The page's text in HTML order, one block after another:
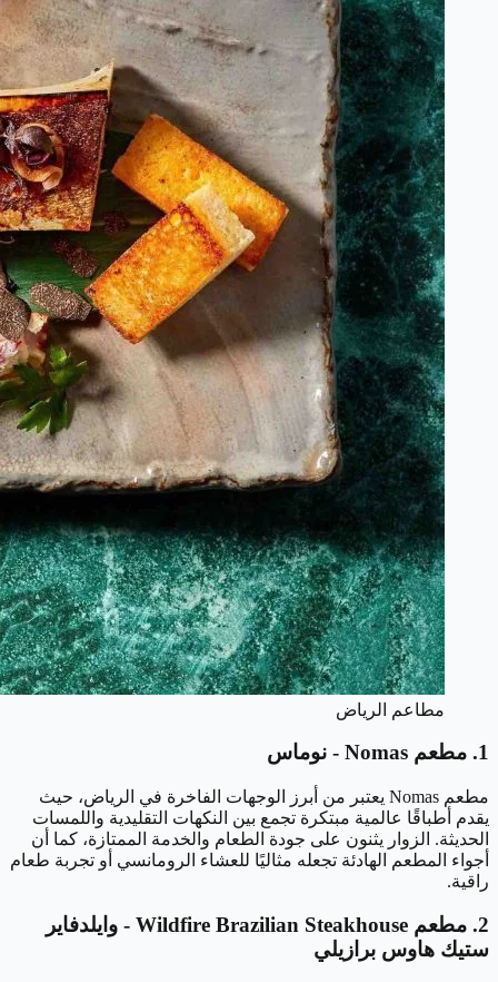
مطاعم الرياض
1. مطعم Nomas - نوماس
مطعم Nomas يعتبر من أبرز الوجهات الفاخرة في الرياض، حيث
يقدم أطباقًا عالمية مبتكرة تجمع بين النكهات التقليدية واللمسات
الحديثة. الزوار يثنون على جودة الطعام والخدمة الممتازة، كما أن
أجواء المطعم الهادئة تجعله مثاليًا للعشاء الرومانسي أو تجربة طعام
راقية.
2. مطعم Wildfire Brazilian Steakhouse - وايلدفاير
ستيك هاوس برازيلي